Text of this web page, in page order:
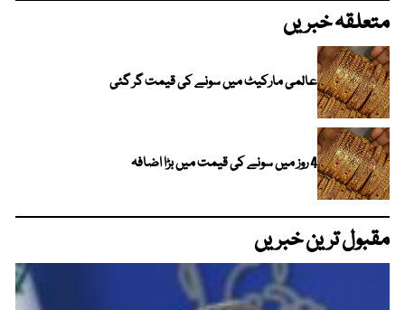
متعلقہ خبریں
عالمی مارکیٹ میں سونے کی قیمت گر گئی
4 روز میں سونے کی قیمت میں بڑا اضافہ
مقبول ترین خبریں